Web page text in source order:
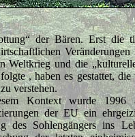
der Bären. Erst die
Weltkrieg und die
, haben es gestattet,
verstehen.
Kontext wurde
der EU ein
des Sohlengängers ins